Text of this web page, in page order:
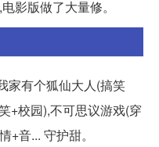
影版做了大量修。
家有个狐仙大人(搞笑
+校园),不可思议游戏(穿
+音... 守护甜。